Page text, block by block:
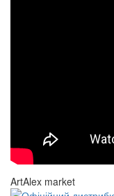
ArtAlex market